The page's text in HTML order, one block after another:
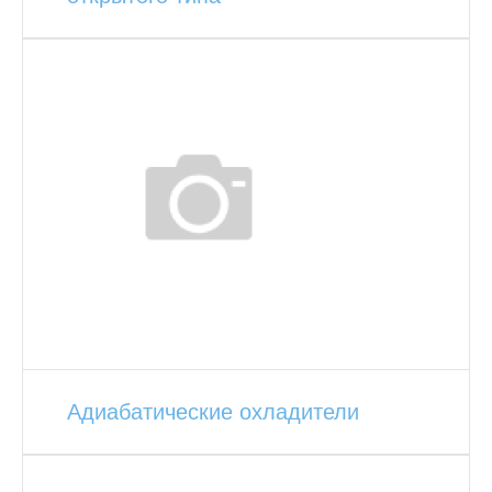
Адиабатические охладители